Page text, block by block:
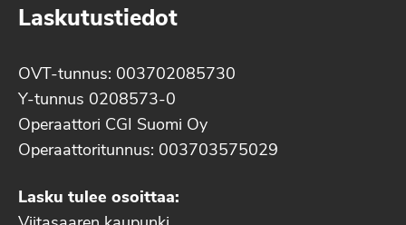
Laskutustiedot
OVT-tunnus: 003702085730
Y-tunnus 0208573-0
Operaattori CGI Suomi Oy
Operaattoritunnus: 003703575029
Lasku tulee osoittaa: